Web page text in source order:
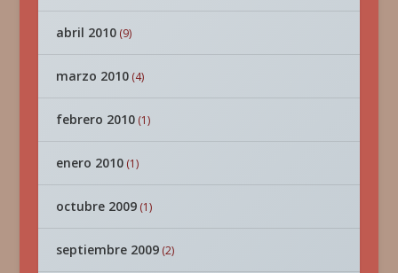
abril 2010(9)
marzo 2010(4)
febrero 2010(1)
enero 2010(1)
octubre 2009(1)
septiembre 2009(2)